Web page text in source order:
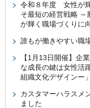
令和８年度 女性が
そ最短の経営戦略 ～
が輝く職場づくりに
誰もが働きやすい職
【1月13日開催】企
な成長の鍵は女性活
組織文化デザインー
カスタマーハラスメ
ました